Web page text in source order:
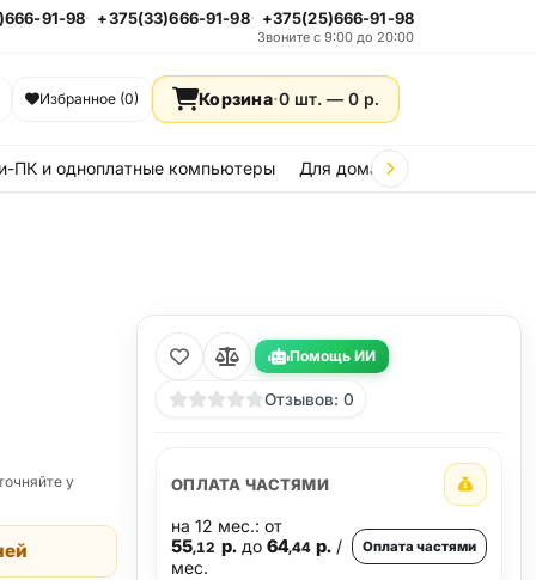
91-98 +375(33)666-91-98 +375(25)666-91-98
Звоните с 9:00 до 20:00
Избранное (0) Корзина·0 шт. — 0 р.
ПК и одноплатные компьютеры Для дома и дачи
у
Помощь ИИ
Отзывов: 0
ОПЛАТА ЧАСТЯМИ
на 12 мес.: от
55,12 р.до 64,44р./
мес.
Оплата частями